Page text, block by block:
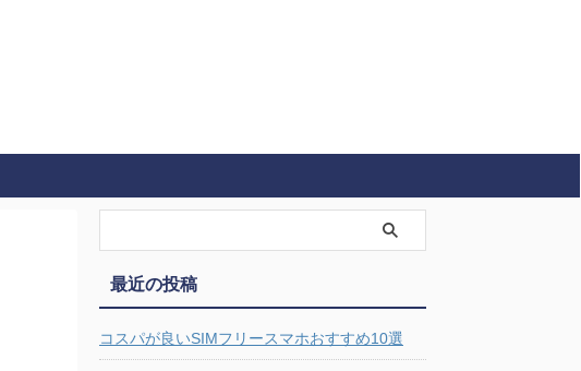
最近の投稿
コスパが良いSIMフリースマホおすすめ10選